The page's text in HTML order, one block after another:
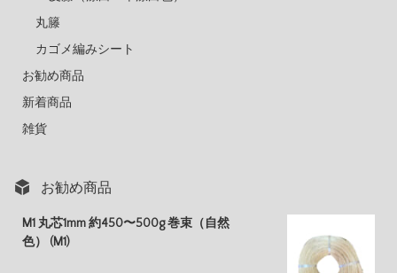
丸籐
カゴメ編みシート
お勧め商品
新着商品
雑貨
お勧め商品
M1 丸芯1mm 約450〜500g 巻束（自然
色） (M1)